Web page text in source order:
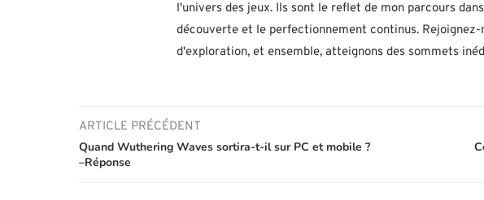
l'univers des jeux. Ils sont le reflet de mon parcours
découverte et le perfectionnement continus.
d'exploration, et ensemble, atteignons des sommets
ARTICLE PRÉCÉDENT
Quand Wuthering Waves sortira-t-il sur PC et mobile ?
–Réponse